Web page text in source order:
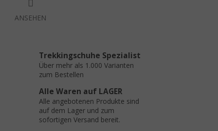
ANSEHEN
Trekkingschuhe Spezialist
Über mehr als 1.000 Varianten
zum Bestellen
Alle Waren auf LAGER
Alle angebotenen Produkte sind
auf dem Lager und zum
sofortigen Versand bereit.